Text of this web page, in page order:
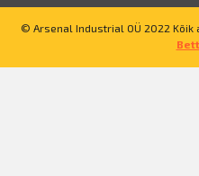
© Arsenal Industrial OÜ 2022